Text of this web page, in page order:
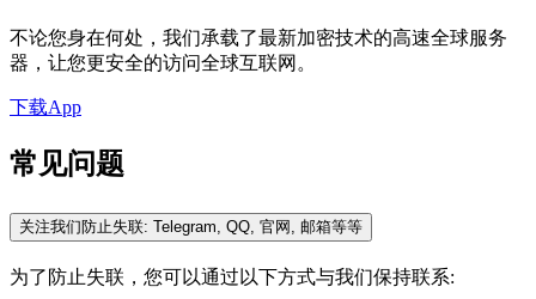
不论您身在何处，我们承载了最新加密技术的高速全球服务
器，让您更安全的访问全球互联网。
下载App
常见问题
关注我们防止失联: Telegram, QQ, 官网, 邮箱等等
为了防止失联，您可以通过以下方式与我们保持联系: